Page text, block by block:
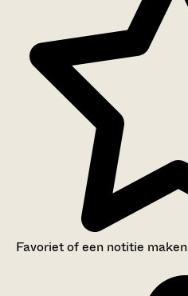
Favoriet of een notitie maken